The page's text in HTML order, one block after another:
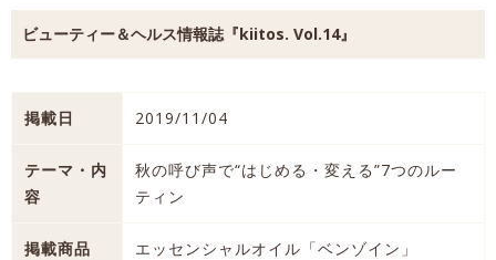
ビューティー＆ヘルス情報誌『kiitos. Vol.14』
掲載日 2019/11/04
テーマ・内
容
秋の呼び声で“はじめる・変える”7つのルー
ティン
掲載商品 エッセンシャルオイル「ベンゾイン」